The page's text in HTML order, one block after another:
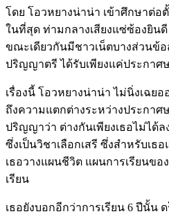
โดย โอวหยางน่าน่า เข้าศึกษาต่อ
ในที่สุด ท่ามกลางเสียงแซ่ซ้องยิ
ขณะเดียวกันมีชาวเน็ตบางส่วนข้อ
ปริญญาตรี ได้รับเพียงแค่ประกาศ
เรื่องนี้ โอวหยางน่าน่า ไม่นิ่งเฉย
ถึงความแตกต่างระหว่างประกา
ปริญญาว่า ต่างกันเพียงเธอไม่ได้
ซึ่งเป็นวิชาเลือกเสรี ซึ่งสำหรับเธ
เธอวางแผนชีวิต แผนการเรียนขอ
เรียน
เธอยังบอกอีกว่าการเรียน 6 ปีนั้น